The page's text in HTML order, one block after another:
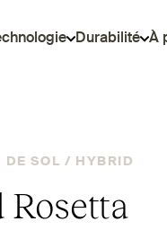
Durabilité À
DE SOL / HYBRID